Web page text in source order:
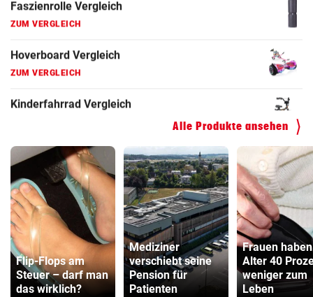
Hoverboard Vergleich
Kinderfahrrad Vergleich
Alle Produkte ansehen
Flip-Flops am
Steuer – darf man
das wirklich?
Mediziner
verschiebt seine
Pension für
Patienten
Frauen
Alter 40
weniger zum
Leben